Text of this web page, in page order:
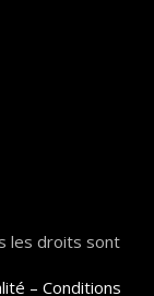
les droits sont
– Conditions